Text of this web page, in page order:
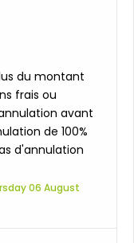
du montant
frais ou
avant
de 100%
d'annulation
06 August